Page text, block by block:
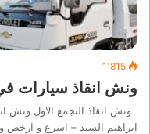
1٬815
ونش انقاذ سيارات
ونش انقاذ التجمع الاول ونش
ابراهيم السيد – اسرع و